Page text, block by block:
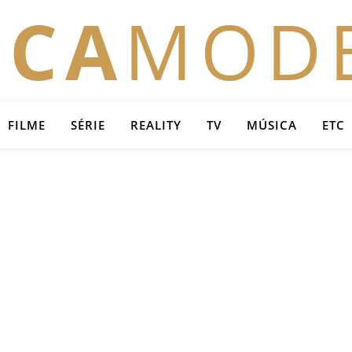
FILME SÉRIE REALITY TV MÚSICA ETC